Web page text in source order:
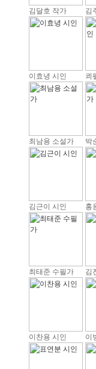
김달호 작가 김
이효녕 시인 쾨
최남용 소설가 박
김근이 시인 홍
최태준 수필가 김
이찬용 시인 이